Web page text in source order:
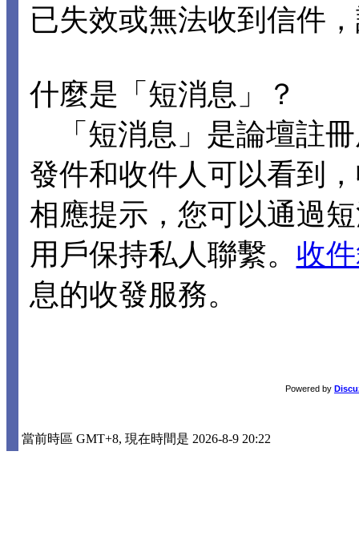
已失效或無法收到信件
什麼是「短消息」？
「短消息」是論壇註
發件和收件人可以看到
相應提示，您可以通過
用戶保持私人聯繫。 收
息的收發服務。
Powered by
當前時區 GMT+8, 現在時間是 2026-8-9 20:22